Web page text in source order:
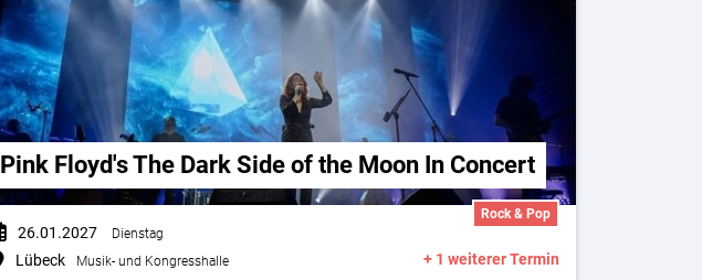
Rock & Pop
Pink Floyd's The Dark Side of the Moon In Concert
26.01.2027 Dienstag
Lübeck Musik- und Kongresshalle + 1 weiterer Termin